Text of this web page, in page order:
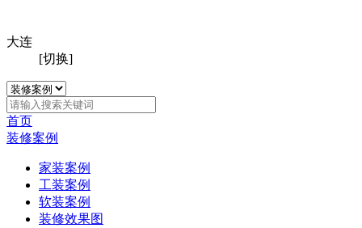
大连
[切换]
首页
装修案例
家装案例
工装案例
软装案例
装修效果图